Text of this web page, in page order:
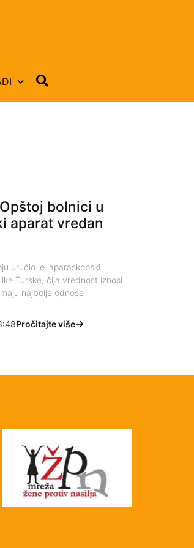
bolnici u
aparat vredan
uručio je laparaskopski
Turske, čija vrednost iznosi
najbolje odnose
Pročitajte više